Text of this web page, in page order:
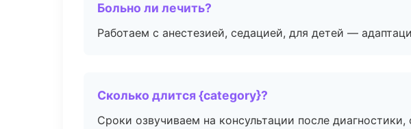
Больно ли лечить?
Работаем с анестезией, седацией, для детей —
Сколько длится {category}?
Сроки озвучиваем на консультации после диагностики,